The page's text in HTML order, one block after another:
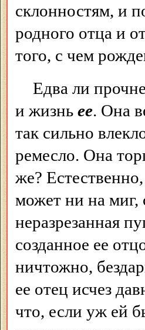
склонностям, и
родного отца и
того, с чем
Едва ли
и жизнь ее. Она
так сильно
ремесло. Она
же?
может ни на миг,
неразрезанная
созданное ее
ничтожно,
ее отец исчез
что, если уж ей